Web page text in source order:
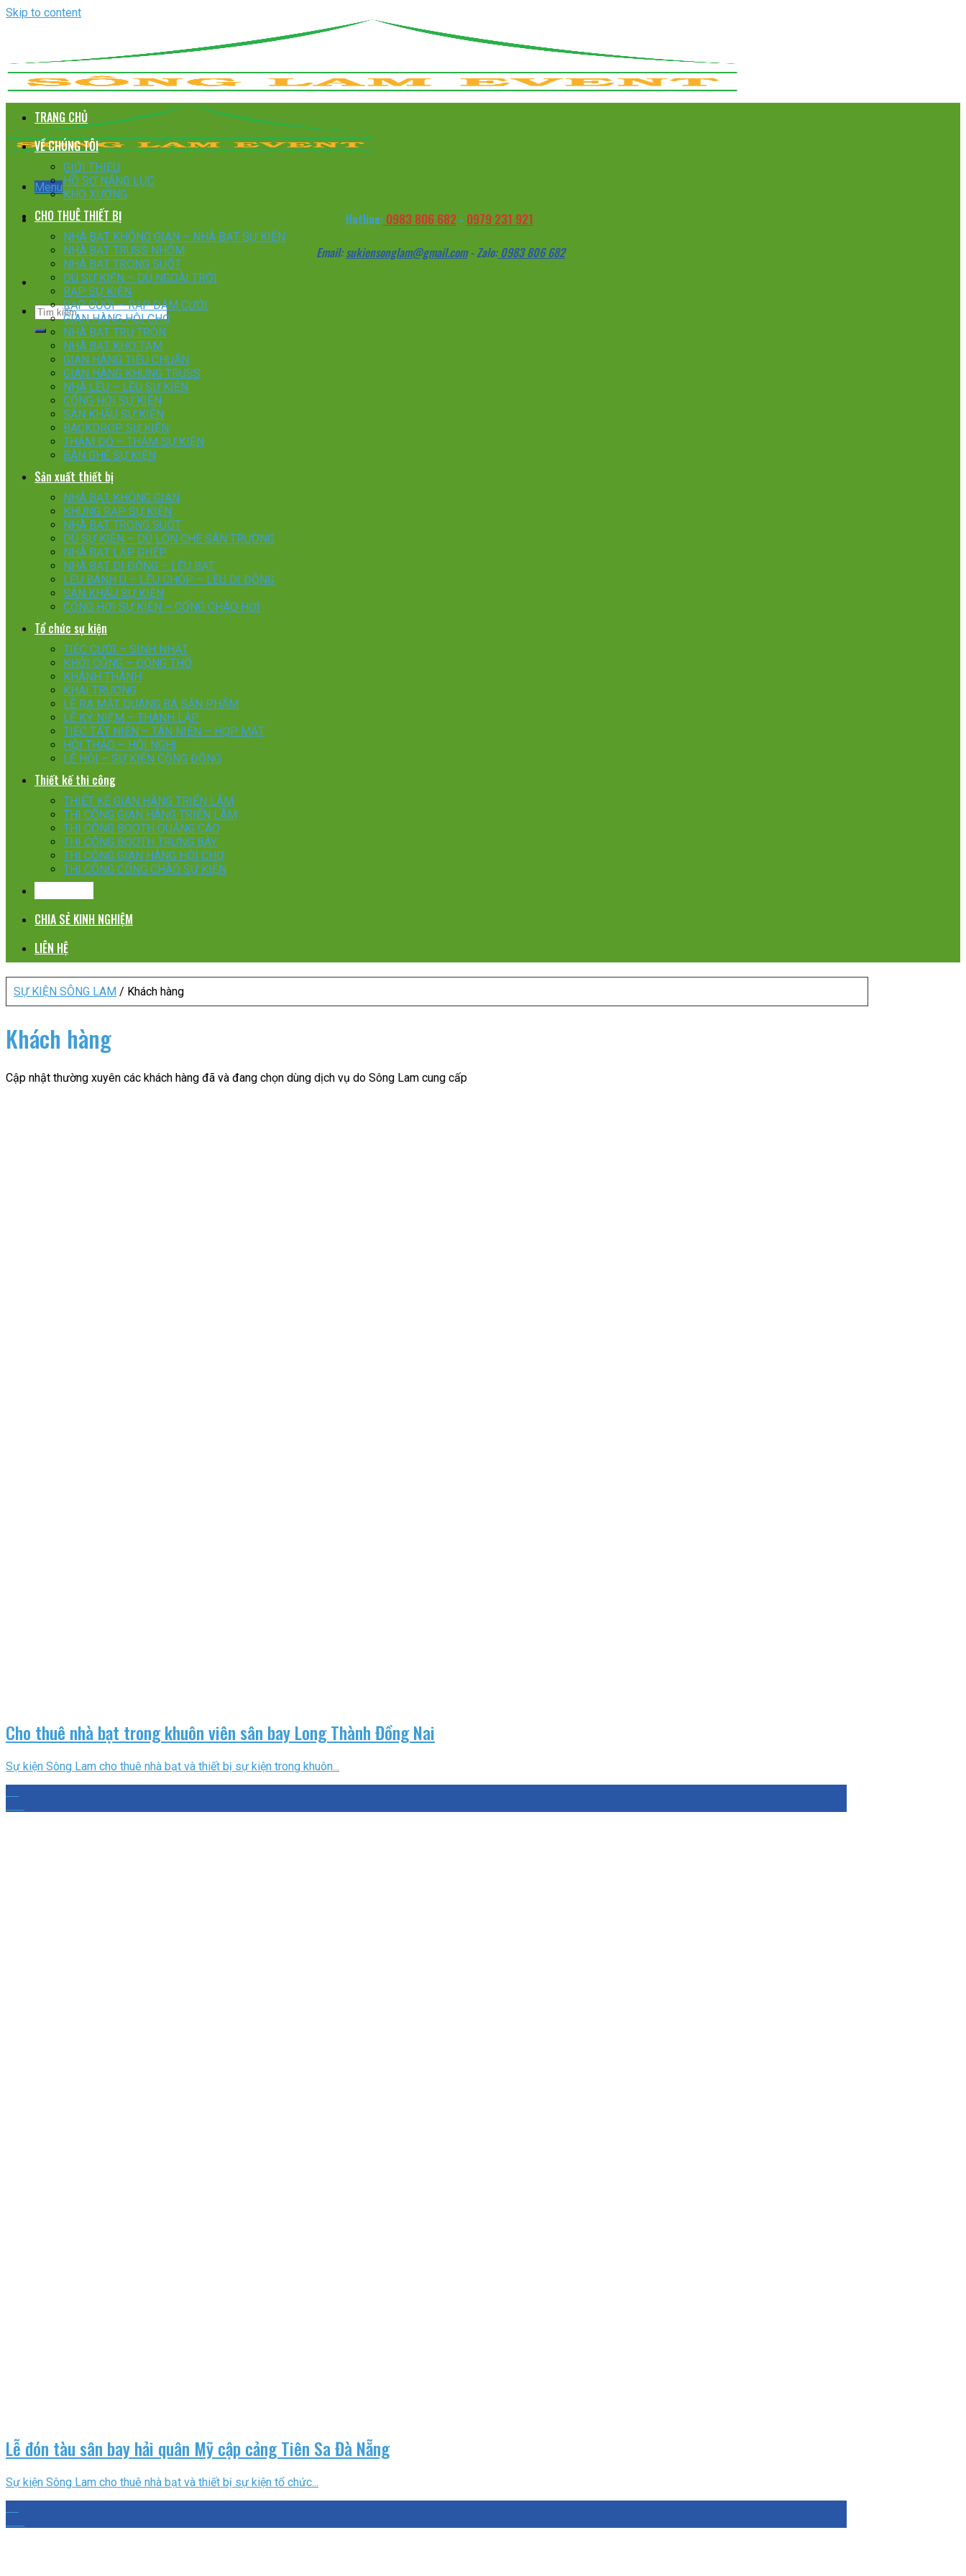
Skip to content
Menu
Hotline:0983 806 682- 0979 231 921
Email:sukiensonglam@gmail.com- Zalo:0983 806 682
TRANG CHỦ
VỀ CHÚNG TÔI
GIỚI THIỆU
HỒ SƠ NĂNG LỰC
KHO XƯỞNG
CHO THUÊ THIẾT BỊ
NHÀ BẠT KHÔNG GIAN – NHÀ BẠT SỰ KIỆN
NHÀ BẠT TRUSS NHÔM
NHÀ BẠT TRONG SUỐT
DÙ SỰ KIỆN – DÙ NGOÀI TRỜI
RẠP SỰ KIỆN
RẠP CƯỚI – RẠP ĐÁM CƯỚI
GIAN HÀNG HỘI CHỢ
NHÀ BẠT TRỤ TRÒN
NHÀ BẠT KHO TẠM
GIAN HÀNG TIÊU CHUẨN
GIAN HÀNG KHUNG TRUSS
NHÀ LỀU – LỀU SỰ KIỆN
CỔNG HƠI SỰ KIỆN
SÂN KHẤU SỰ KIỆN
BACKDROP SỰ KIỆN
THẢM ĐỎ – THẢM SỰ KIỆN
BÀN GHẾ SỰ KIỆN
Sản xuất thiết bị
NHÀ BẠT KHÔNG GIAN
KHUNG RẠP SỰ KIỆN
NHÀ BẠT TRONG SUỐT
DÙ SỰ KIỆN – DÙ LỚN CHE SÂN TRƯỜNG
NHÀ BẠT LẮP GHÉP
NHÀ BẠT DI ĐỘNG – LỀU BẠT
LỀU BÁNH Ú – LỀU CHÓP – LỀU DI ĐỘNG
SÂN KHẤU SỰ KIỆN
CỔNG HƠI SỰ KIỆN – CỔNG CHÀO HƠI
Tổ chức sự kiện
TIỆC CƯỚI – SINH NHẬT
KHỞI CÔNG – ĐỘNG THỔ
KHÁNH THÀNH
KHAI TRƯƠNG
LỄ RA MẮT QUÁNG BÁ SẢN PHẨM
LỄ KỶ NIỆM – THÀNH LẬP
TIỆC TẤT NIÊN – TÂN NIÊN – HỌP MẶT
HỘI THẢO – HỘI NGHỊ
LỄ HỘI – SỰ KIỆN CỘNG ĐỒNG
Thiết kế thi công
THIẾT KẾ GIAN HÀNG TRIỂN LÃM
THI CÔNG GIAN HÀNG TRIỂN LÃM
THI CÔNG BOOTH QUẢNG CÁO
THI CÔNG BOOTH TRƯNG BÀY
THI CÔNG GIAN HÀNG HỘI CHỢ
THI CÔNG CỔNG CHÀO SỰ KIỆN
CHIA SẺ KINH NGHIỆM
LIÊN HỆ
SỰ KIỆN SÔNG LAM / Khách hàng
Khách hàng
Cập nhật thường xuyên các khách hàng đã và đang chọn dùng dịch vụ do Sông Lam cung cấp
Cho thuê nhà bạt trong khuôn viên sân bay Long Thành Đồng Nai
Sự kiện Sông Lam cho thuê nhà bạt và thiết bị sự kiện trong khuôn...
Lễ đón tàu sân bay hải quân Mỹ cập cảng Tiên Sa Đà Nẵng
Sự kiện Sông Lam cho thuê nhà bạt và thiết bị sự kiện tổ chức...